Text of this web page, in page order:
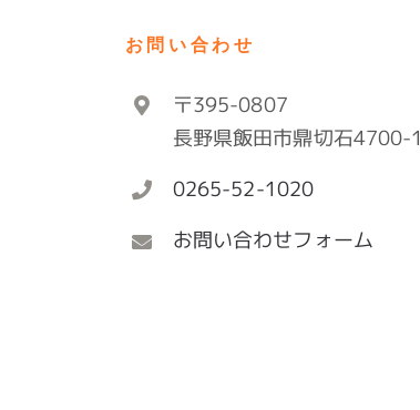
お問い合わせ
〒395-0807
長野県飯田市鼎切石4700-1
0265-52-1020
お問い合わせフォーム